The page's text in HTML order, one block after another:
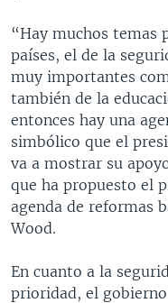
“Hay muchos temas
países, el de la
muy importantes
también de la
entonces hay una
simbólico que el
va a mostrar su
que ha propuesto el
agenda de reformas
Wood.
En cuanto a la
prioridad, el